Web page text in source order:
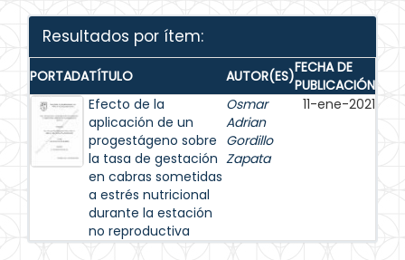
Resultados por ítem:
PORTADATÍTULO AUTOR(ES)FECHA DE
PUBLICACIÓN
Efecto de la
aplicación de un
progestágeno sobre
la tasa de gestación
en cabras sometidas
a estrés nutricional
durante la estación
no reproductiva
Osmar
Adrian
Gordillo
Zapata
11-ene-2021